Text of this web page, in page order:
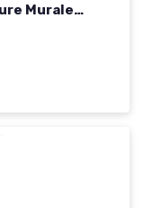
Murale